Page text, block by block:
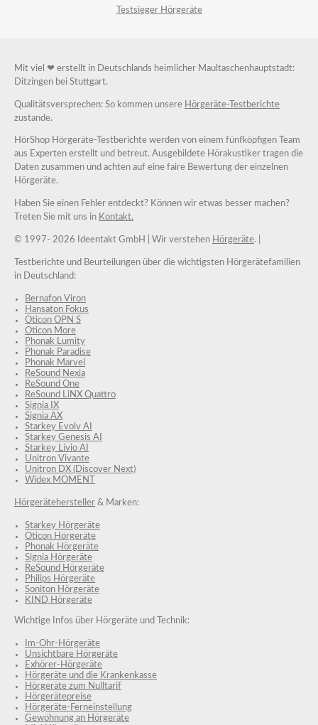
Testsieger Hörgeräte
Mit viel ❤ erstellt in Deutschlands heimlicher Maultaschenhauptstadt:
Ditzingen bei Stuttgart.
Qualitätsversprechen: So kommen unsere Hörgeräte-Testberichte
zustande.
HörShop Hörgeräte-Testberichte werden von einem fünfköpfigen Team
aus Experten erstellt und betreut. Ausgebildete Hörakustiker tragen die
Daten zusammen und achten auf eine faire Bewertung der einzelnen
Hörgeräte.
Haben Sie einen Fehler entdeckt? Können wir etwas besser machen?
Treten Sie mit uns in Kontakt.
© 1997- 2026 Ideentakt GmbH | Wir verstehen Hörgeräte. |
Testberichte und Beurteilungen über die wichtigsten Hörgerätefamilien
in Deutschland:
Bernafon Viron
Hansaton Fokus
Oticon OPN S
Oticon More
Phonak Lumity
Phonak Paradise
Phonak Marvel
ReSound Nexia
ReSound One
ReSound LiNX Quattro
Signia IX
Signia AX
Starkey Evolv AI
Starkey Genesis AI
Starkey Livio AI
Unitron Vivante
Unitron DX (Discover Next)
Widex MOMENT
Hörgerätehersteller & Marken:
Starkey Hörgeräte
Oticon Hörgeräte
Phonak Hörgeräte
Signia Hörgeräte
ReSound Hörgeräte
Philips Hörgeräte
Soniton Hörgeräte
KIND Hörgeräte
Wichtige Infos über Hörgeräte und Technik:
Im-Ohr-Hörgeräte
Unsichtbare Hörgeräte
Exhörer-Hörgeräte
Hörgeräte und die Krankenkasse
Hörgeräte zum Nulltarif
Hörgerätepreise
Hörgeräte-Ferneinstellung
Gewöhnung an Hörgeräte